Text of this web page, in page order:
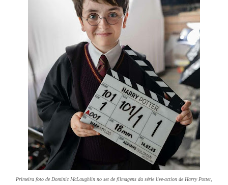
Primeira foto de Dominic McLaughlin no set de filmagens da série live-action de Harry Potter,